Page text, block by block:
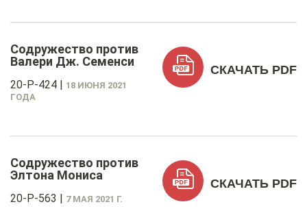
Содружество против
Валери Дж. Семенси
20-P-424 | 18 ИЮНЯ 2021
ГОДА
СКАЧАТЬ PDF
Содружество против
Элтона Мониса
20-P-563 | 7 МАЯ 2021 Г.
СКАЧАТЬ PDF